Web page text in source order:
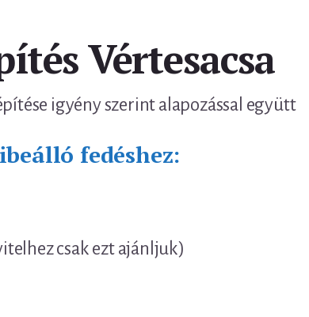
Vértesacsa
igyény szerint alapozással együtt
fedéshez:
csak ezt ajánljuk)